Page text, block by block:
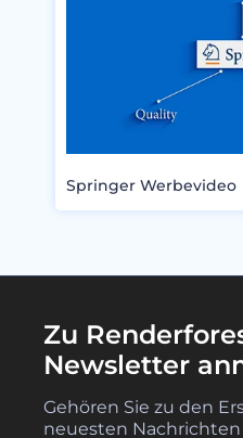
Springer Werbevideo
Zu
Newsletter
Gehören Sie zu den
neuesten